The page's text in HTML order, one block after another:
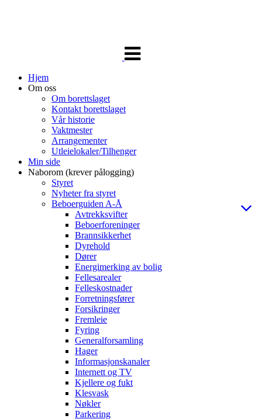
navigasjon
Hjem
Om oss
Om borettslaget
Kontakt borettslaget
Vår historie
Vaktmester
Arrangementer
Utleielokaler/Tilhenger
Min side
Naborom (krever pålogging)
Styret
Nyheter fra styret
Beboerguiden A-Å
Avtrekksvifter
Beboerforeninger
Brannsikkerhet
Dyrehold
Dører
Energimerking av bolig
Fellesarealer
Felleskostnader
Forretningsfører
Forsikringer
Fremleie
Fyring
Generalforsamling
Hager
Informasjonskanaler
Internett og TV
Kjellere og fukt
Klesvask
Nøkler
Parkering